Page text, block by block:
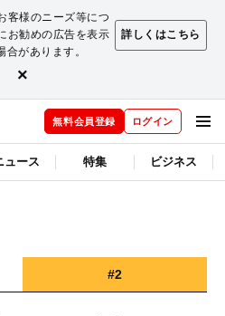
客様のニーズ等につ
お勧めの広告を表示
があります。
詳しくはこちら
×
無料会員登録 ログイン
ュース 特集 ビジネス
#2